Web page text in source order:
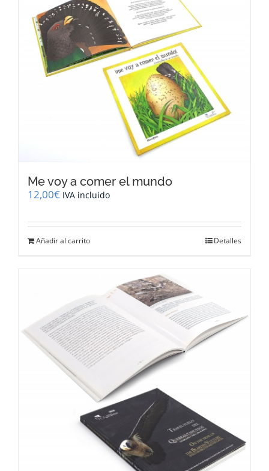
Me voy a comer el mundo
12,00€ IVA incluido
Añadir al carrito Detalles